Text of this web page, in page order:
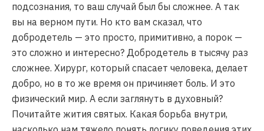
подсознания, то ваш случай был бы сложнее. А так
вы на верном пути. Но кто вам сказал, что
добродетель — это просто, примитивно, а порок —
это сложно и интересно? Добродетель в тысячу раз
сложнее. Хирург, который спасает человека, делает
добро, но в то же время он причиняет боль. И это
физический мир. А если заглянуть в духовный?
Почитайте жития святых. Какая борьба внутри,